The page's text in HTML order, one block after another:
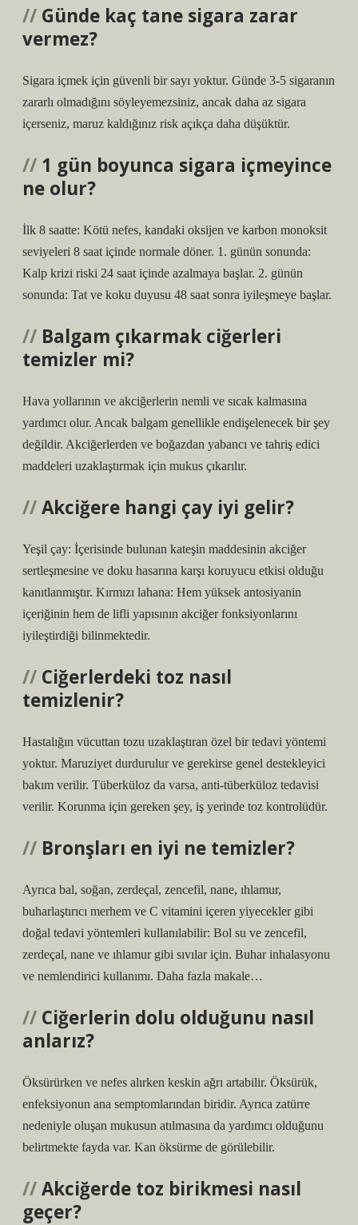
Günde kaç tane sigara zarar
vermez?
Sigara içmek için güvenli bir sayı yoktur. Günde 3-5 sigaranın
zararlı olmadığını söyleyemezsiniz, ancak daha az sigara
içerseniz, maruz kaldığınız risk açıkça daha düşüktür.
1 gün boyunca sigara içmeyince
ne olur?
İlk 8 saatte: Kötü nefes, kandaki oksijen ve karbon monoksit
seviyeleri 8 saat içinde normale döner. 1. günün sonunda:
Kalp krizi riski 24 saat içinde azalmaya başlar. 2. günün
sonunda: Tat ve koku duyusu 48 saat sonra iyileşmeye başlar.
Balgam çıkarmak ciğerleri
temizler mi?
Hava yollarının ve akciğerlerin nemli ve sıcak kalmasına
yardımcı olur. Ancak balgam genellikle endişelenecek bir şey
değildir. Akciğerlerden ve boğazdan yabancı ve tahriş edici
maddeleri uzaklaştırmak için mukus çıkarılır.
Akciğere hangi çay iyi gelir?
Yeşil çay: İçerisinde bulunan kateşin maddesinin akciğer
sertleşmesine ve doku hasarına karşı koruyucu etkisi olduğu
kanıtlanmıştır. Kırmızı lahana: Hem yüksek antosiyanin
içeriğinin hem de lifli yapısının akciğer fonksiyonlarını
iyileştirdiği bilinmektedir.
Ciğerlerdeki toz nasıl
temizlenir?
Hastalığın vücuttan tozu uzaklaştıran özel bir tedavi yöntemi
yoktur. Maruziyet durdurulur ve gerekirse genel destekleyici
bakım verilir. Tüberküloz da varsa, anti-tüberküloz tedavisi
verilir. Korunma için gereken şey, iş yerinde toz kontrolüdür.
Bronşları en iyi ne temizler?
Ayrıca bal, soğan, zerdeçal, zencefil, nane, ıhlamur,
buharlaştırıcı merhem ve C vitamini içeren yiyecekler gibi
doğal tedavi yöntemleri kullanılabilir: Bol su ve zencefil,
zerdeçal, nane ve ıhlamur gibi sıvılar için. Buhar inhalasyonu
ve nemlendirici kullanımı. Daha fazla makale…
Ciğerlerin dolu olduğunu nasıl
anlarız?
Öksürürken ve nefes alırken keskin ağrı artabilir. Öksürük,
enfeksiyonun ana semptomlarından biridir. Ayrıca zatürre
nedeniyle oluşan mukusun atılmasına da yardımcı olduğunu
belirtmekte fayda var. Kan öksürme de görülebilir.
Akciğerde toz birikmesi nasıl
geçer?